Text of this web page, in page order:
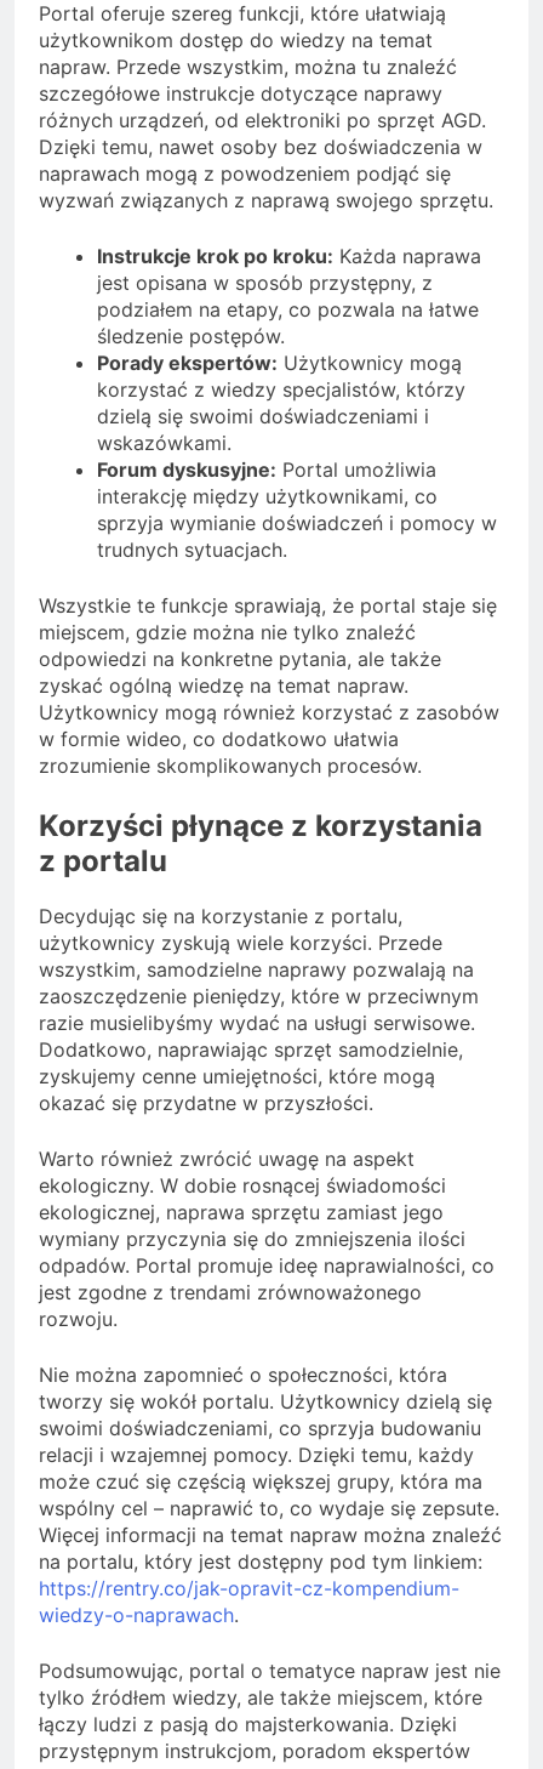
Portal oferuje szereg funkcji, które ułatwiają
użytkownikom dostęp do wiedzy na temat
napraw. Przede wszystkim, można tu znaleźć
szczegółowe instrukcje dotyczące naprawy
różnych urządzeń, od elektroniki po sprzęt AGD.
Dzięki temu, nawet osoby bez doświadczenia w
naprawach mogą z powodzeniem podjąć się
wyzwań związanych z naprawą swojego sprzętu.
Instrukcje krok po kroku: Każda naprawa
jest opisana w sposób przystępny, z
podziałem na etapy, co pozwala na łatwe
śledzenie postępów.
Porady ekspertów: Użytkownicy mogą
korzystać z wiedzy specjalistów, którzy
dzielą się swoimi doświadczeniami i
wskazówkami.
Forum dyskusyjne: Portal umożliwia
interakcję między użytkownikami, co
sprzyja wymianie doświadczeń i pomocy w
trudnych sytuacjach.
Wszystkie te funkcje sprawiają, że portal staje się
miejscem, gdzie można nie tylko znaleźć
odpowiedzi na konkretne pytania, ale także
zyskać ogólną wiedzę na temat napraw.
Użytkownicy mogą również korzystać z zasobów
w formie wideo, co dodatkowo ułatwia
zrozumienie skomplikowanych procesów.
Korzyści płynące z korzystania
z portalu
Decydując się na korzystanie z portalu,
użytkownicy zyskują wiele korzyści. Przede
wszystkim, samodzielne naprawy pozwalają na
zaoszczędzenie pieniędzy, które w przeciwnym
razie musielibyśmy wydać na usługi serwisowe.
Dodatkowo, naprawiając sprzęt samodzielnie,
zyskujemy cenne umiejętności, które mogą
okazać się przydatne w przyszłości.
Warto również zwrócić uwagę na aspekt
ekologiczny. W dobie rosnącej świadomości
ekologicznej, naprawa sprzętu zamiast jego
wymiany przyczynia się do zmniejszenia ilości
odpadów. Portal promuje ideę naprawialności, co
jest zgodne z trendami zrównoważonego
rozwoju.
Nie można zapomnieć o społeczności, która
tworzy się wokół portalu. Użytkownicy dzielą się
swoimi doświadczeniami, co sprzyja budowaniu
relacji i wzajemnej pomocy. Dzięki temu, każdy
może czuć się częścią większej grupy, która ma
wspólny cel – naprawić to, co wydaje się zepsute.
Więcej informacji na temat napraw można znaleźć
na portalu, który jest dostępny pod tym linkiem:
https://rentry.co/jak-opravit-cz-kompendium-
wiedzy-o-naprawach.
Podsumowując, portal o tematyce napraw jest nie
tylko źródłem wiedzy, ale także miejscem, które
łączy ludzi z pasją do majsterkowania. Dzięki
przystępnym instrukcjom, poradom ekspertów